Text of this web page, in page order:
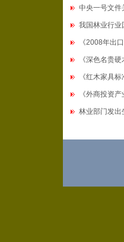
中央一号文件
我国林业行业
《2008年出
《深色名贵
《红木家具
《外商投资
林业部门发出